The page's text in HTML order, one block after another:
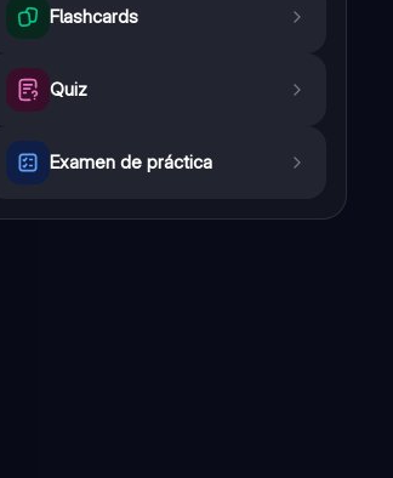
Flashcards
Quiz
Examen de práctica